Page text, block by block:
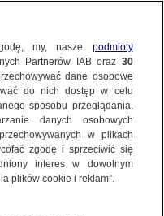
13-latki
14:34
my, nasze podmioty
Partnerów IAB oraz 30
dane osobowe
do nich dostęp w celu
sposobu przeglądania.
danych osobowych
w plikach
zgodę i sprzeciwić się
interes w dowolnym
plików cookie i reklam”.